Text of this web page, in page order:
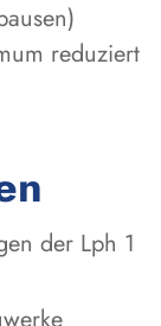
reduziert
der Lph 1